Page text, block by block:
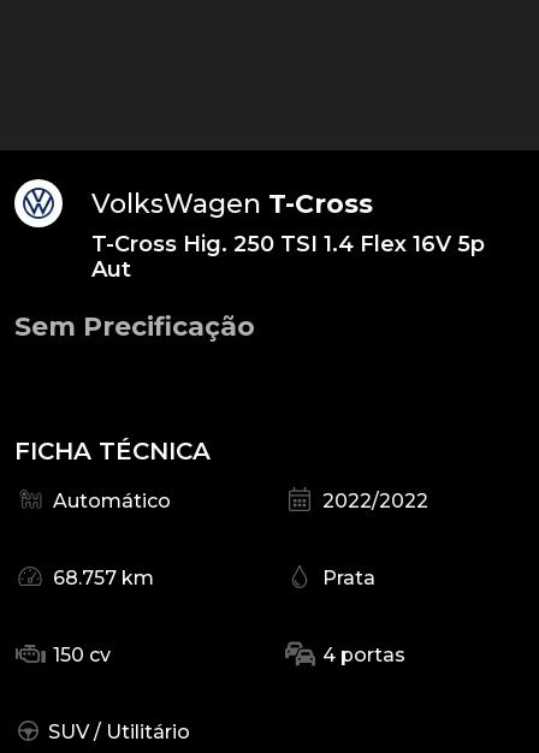
VolksWagen T-Cross
T-Cross Hig. 250 TSI 1.4 Flex 16V 5p
Aut
Sem Precificação
FICHA TÉCNICA
Automático 2022/2022
68.757 km Prata
150 cv 4 portas
SUV / Utilitário